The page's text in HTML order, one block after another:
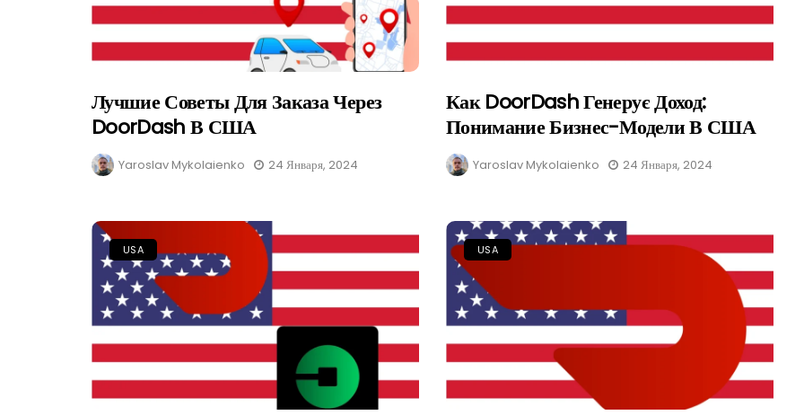
Лучшие Советы Для Заказа Через
DoorDash В США
Yaroslav Mykolaienko 24 Января, 2024
Как DoorDash Генерує Доход:
Понимание Бизнес-Модели В США
Yaroslav Mykolaienko 24 Января, 2024
USA USA